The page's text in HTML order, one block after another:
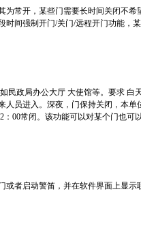
常开，某些门需要长时间关闭不
间强制开门/关门/远程开门功能，
民政局办公大厅 大使馆等。要求
员进入。深夜，门保持关闭，本
：00常闭。该功能可以对某个门也
者启动警笛，并在软件界面上显示